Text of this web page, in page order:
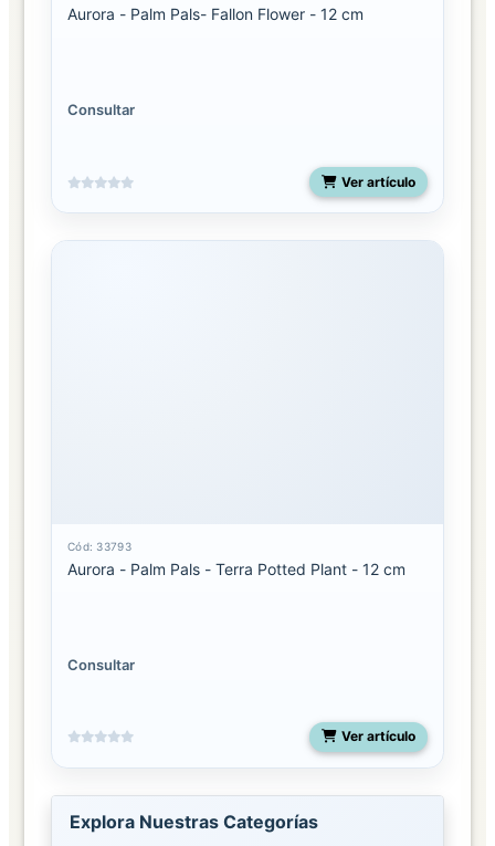
Aurora - Palm Pals- Fallon Flower - 12 cm
Consultar
Ver artículo
Cód: 33793
Aurora - Palm Pals - Terra Potted Plant - 12 cm
Consultar
Ver artículo
Explora Nuestras Categorías